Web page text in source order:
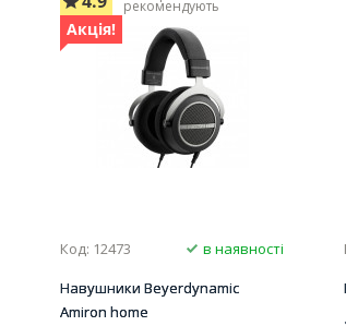
рекомендують
Акція!
Код: 12473
в наявності
Навушники Beyerdynamic
Amiron home